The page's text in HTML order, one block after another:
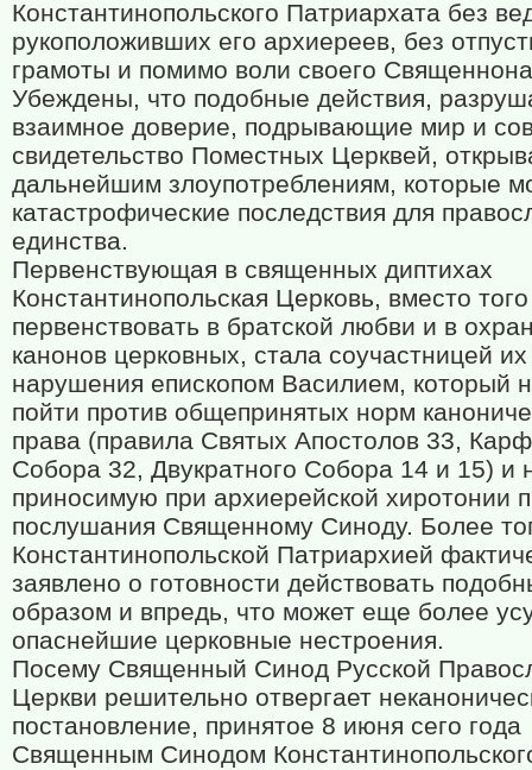
Константинопольского Патриархата без
рукоположивших его архиереев, без
грамоты и помимо воли своего
Убеждены, что подобные действия,
взаимное доверие, подрывающие мир и
свидетельство Поместных Церквей,
дальнейшим злоупотреблениям, которые
катастрофические последствия для
единства.
Первенствующая в священных диптихах
Константинопольская Церковь, вместо
первенствовать в братской любви и в
канонов церковных, стала соучастницей их
нарушения епископом Василием, который
пойти против общепринятых норм
права (правила Святых Апостолов 33,
Собора 32, Двукратного Собора 14 и 15) и
приносимую при архиерейской хиротонии
послушания Священному Синоду. Более
Константинопольской Патриархией
заявлено о готовности действовать
образом и впредь, что может еще более
опаснейшие церковные нестроения.
Посему Священный Синод Русской
Церкви решительно отвергает
постановление, принятое 8 июня сего года
Священным Синодом